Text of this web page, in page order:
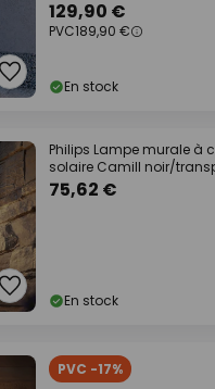
129,90 €
PVC189,90 €
En stock
Philips Lampe murale à
solaire Camill noir/
cm
75,62 €
En stock
PVC -17%